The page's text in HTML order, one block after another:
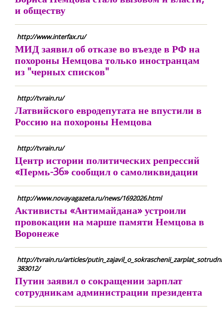
и обществу
http://www.interfax.ru/
МИД заявил об отказе во въезде в РФ на
похороны Немцова только иностранцам
из "черных списков"
http://tvrain.ru/
Латвийского евродепутата не впустили в
Россию на похороны Немцова
http://tvrain.ru/
Центр истории политических репрессий
«Пермь-36» сообщил о самоликвидации
http://www.novayagazeta.ru/news/1692026.html
Активисты «Антимайдана» устроили
провокации на марше памяти Немцова в
Воронеже
http://tvrain.ru/articles/
383012/
Путин заявил о сокращении зарплат
сотрудникам администрации президента